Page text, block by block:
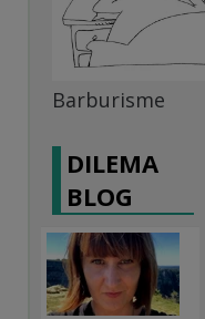
Barburisme
DILEMA
BLOG